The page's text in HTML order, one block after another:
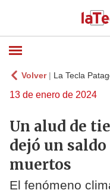
Volver| La Tecla
13 de enero de 2024
Un alud de
dejó un saldo
muertos
El fenómeno